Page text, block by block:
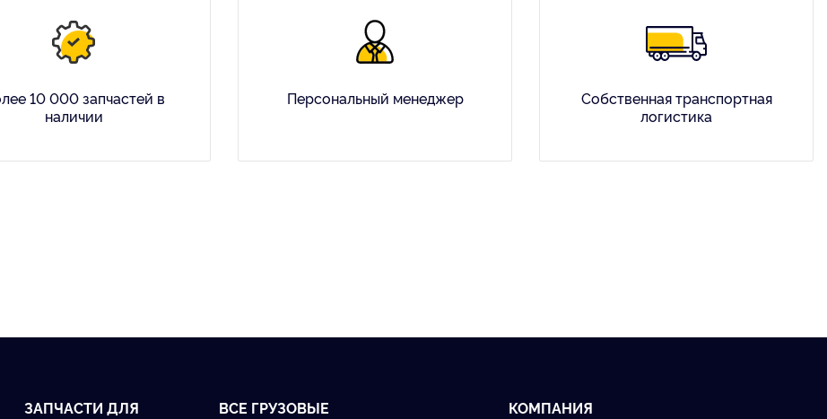
10 000 запчастей в
наличии
Персональный менеджер
Собственная транспортная
логистика
ЗАПЧАСТИ ДЛЯ
ВСЕ ГРУЗОВЫЕ
КОМПАНИЯ